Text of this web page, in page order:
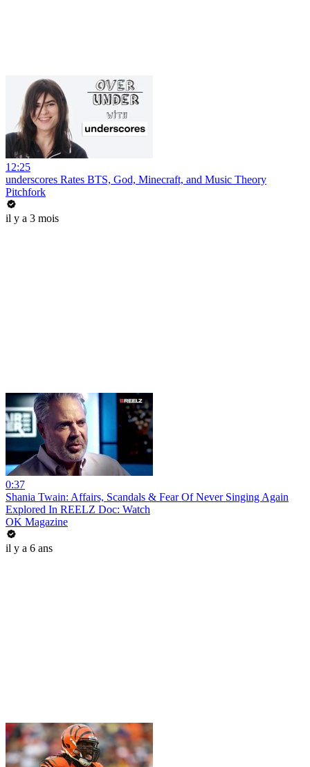
12:25
underscores Rates BTS, God, Minecraft, and Music Theory
Pitchfork
il y a 3 mois
0:37
Shania Twain: Affairs, Scandals & Fear Of Never Singing Again
Explored In REELZ Doc: Watch
OK Magazine
il y a 6 ans